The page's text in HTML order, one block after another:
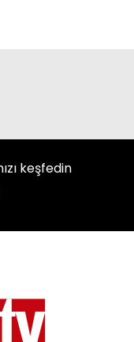
keşfedin